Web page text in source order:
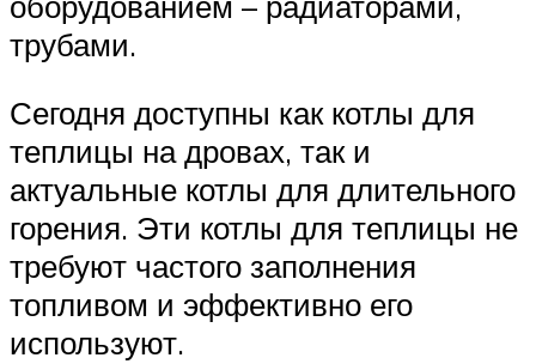
трубами.
Сегодня доступны как котлы для
теплицы на дровах, так и
актуальные котлы для длительного
горения. Эти котлы для теплицы не
требуют частого заполнения
топливом и эффективно его
используют.